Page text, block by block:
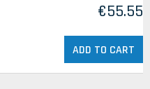
€55.55
ADD TO CART